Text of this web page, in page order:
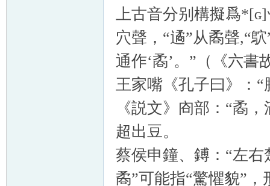
上古音分别構擬爲
穴聲，“遹”从矞聲,“
通作‘矞’。”（《六書
王家嘴《孔子曰》：“
《説文》㕯部：“矞
超出豆。
蔡侯申鐘、鎛：“左
矞”可能指“驚懼貌”